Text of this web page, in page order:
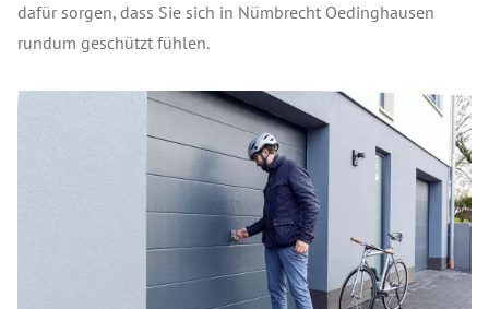
dafür sorgen, dass Sie sich in Nümbrecht Oedinghausen
rundum geschützt fühlen.